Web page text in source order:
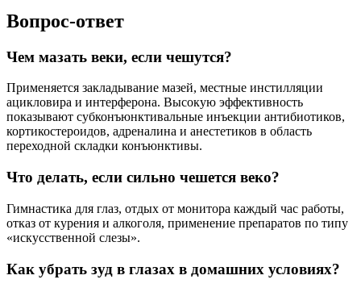
Вопрос-ответ
Чем мазать веки, если чешутся?
Применяется закладывание мазей, местные инстилляции
ацикловира и интерферона. Высокую эффективность
показывают субконъюнктивальные инъекции антибиотиков,
кортикостероидов, адреналина и анестетиков в область
переходной складки конъюнктивы.
Что делать, если сильно чешется веко?
Гимнастика для глаз, отдых от монитора каждый час работы,
отказ от курения и алкоголя, применение препаратов по типу
«искусственной слезы».
Как убрать зуд в глазах в домашних условиях?